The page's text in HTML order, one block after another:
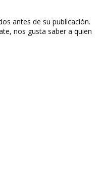
antes de su publicación.
nos gusta saber a quien